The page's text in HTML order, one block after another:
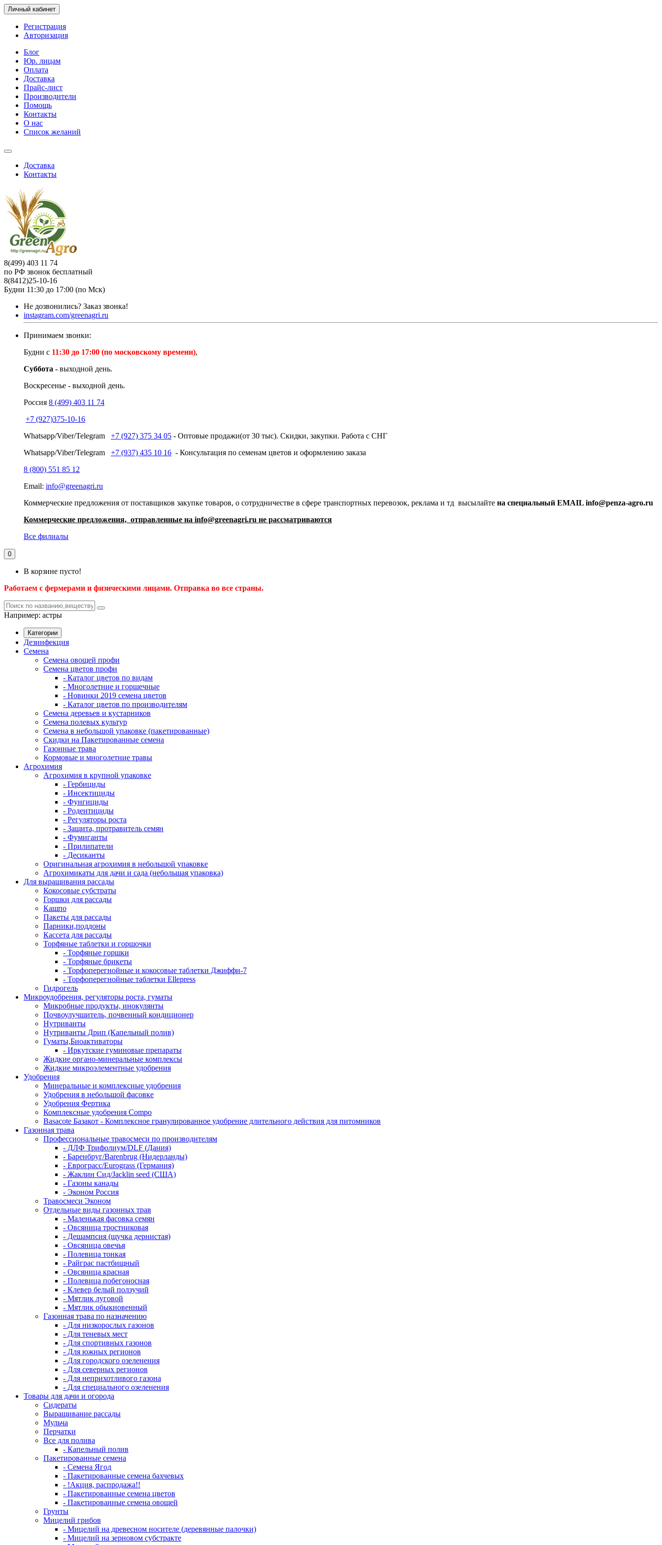
Личный кабинет
Регистрация
Авторизация
Блог
Юр. лицам
Оплата
Доставка
Прайс-лист
Производители
Помощь
Контакты
О нас
Список желаний
Доставка
Контакты
8(499) 403 11 74
по РФ звонок бесплатный
8(8412)25-10-16
Будни 11:30 до 17:00 (по Мск)
Не дозвонились? Заказ звонка!
instagram.com/greenagri.ru
Принимаем звонки:
Будни с 11:30 до 17:00 (по московскому времени),
Суббота - выходной день.
Воскресенье - выходной день.
Россия 8 (499) 403 11 74
+7 (927)375-10-16
Whatsapp/Viber/Telegram +7 (927) 375 34 05 - Оптовые продажи(от 30 тыс). Скидки, закупки. Работа с СНГ
Whatsapp/Viber/Telegram +7 (937) 435 10 16 - Консультация по семенам цветов и оформлению заказа
8 (800) 551 85 12
Email: info@greenagri.ru
Коммерческие предложения от поставщиков закупке товаров, о сотрудничестве в сфере транспортных перевозок, реклама и тд высылайте на специальный EMAIL info@penza-agro.ru
Коммерческие предложения, отправленные на info@greenagri.ru не рассматриваются
Все филиалы
0
В корзине пусто!
Работаем с фермерами и физическими лицами. Отправка во все страны.
Например: астры
Категории
Дезинфекция
Семена
Семена овощей профи
Семена цветов профи
- Каталог цветов по видам
- Многолетние и горшечные
- Новинки 2019 семена цветов
- Каталог цветов по производителям
Семена деревьев и кустарников
Семена полевых культур
Семена в небольшой упаковке (пакетированные)
Скидки на Пакетированные семена
Газонные трава
Кормовые и многолетние травы
Агрохимия
Агрохимия в крупной упаковке
- Гербициды
- Инсектициды
- Фунгициды
- Родентициды
- Регуляторы роста
- Защита, протравитель семян
- Фумиганты
- Прилипатели
- Десиканты
Оригинальная агрохимия в небольшой упаковке
Агрохимикаты для дачи и сада (небольшая упаковка)
Для выращивания рассады
Кокосовые субстраты
Горшки для рассады
Кашпо
Пакеты для рассады
Парники,поддоны
Кассета для рассады
Торфяные таблетки и горшочки
- Торфяные горшки
- Торфяные брикеты
- Торфоперегнойные и кокосовые таблетки Джиффи-7
- Торфоперегнойные таблетки Ellepress
Гидрогель
Микроудобрения, регуляторы роста, гуматы
Микробные продукты, инокулянты
Почвоулучшитель, почвенный кондиционер
Нутриванты
Нутриванты Дрип (Капельный полив)
Гуматы,Биоактиваторы
- Иркутские гуминовые препараты
Жидкие органо-минеральные комплексы
Жидкие микроэлементные удобрения
Удобрения
Минеральные и комплексные удобрения
Удобрения в небольшой фасовке
Удобрения Фертика
Комплексные удобрения Compo
Basacote Базакот - Комплексное гранулированное удобрение длительного действия для питомников
Газонная трава
Профессиональные травосмеси по производителям
- ДЛФ Трифолиум/DLF (Дания)
- Баренбруг/Barenbrug (Нидерланды)
- Еврограсс/Eurograss (Германия)
- Жаклин Сид/Jacklin seed (США)
- Газоны канады
- Эконом Россия
Травосмеси Эконом
Отдельные виды газонных трав
- Маленькая фасовка семян
- Овсяница тростниковая
- Дешампсия (щучка дернистая)
- Овсяница овечья
- Полевица тонкая
- Райграс пастбищный
- Овсяница красная
- Полевица побегоносная
- Клевер белый ползучий
- Мятлик луговой
- Мятлик обыкновенный
Газонная трава по назначению
- Для низкорослых газонов
- Для теневых мест
- Для спортивных газонов
- Для южных регионов
- Для городского озеленения
- Для северных регионов
- Для неприхотливого газона
- Для специального озеленения
Товары для дачи и огорода
Сидераты
Выращивание рассады
Мульча
Перчатки
Все для полива
- Капельный полив
Пакетированные семена
- Семена Ягод
- Пакетированные семена бахчевых
- !Акция, распродажа!!
- Пакетированные семена цветов
- Пакетированные семена овощей
Грунты
Мицелий грибов
- Мицелий на древесном носителе (деревянные палочки)
- Мицелий на зерновом субстракте